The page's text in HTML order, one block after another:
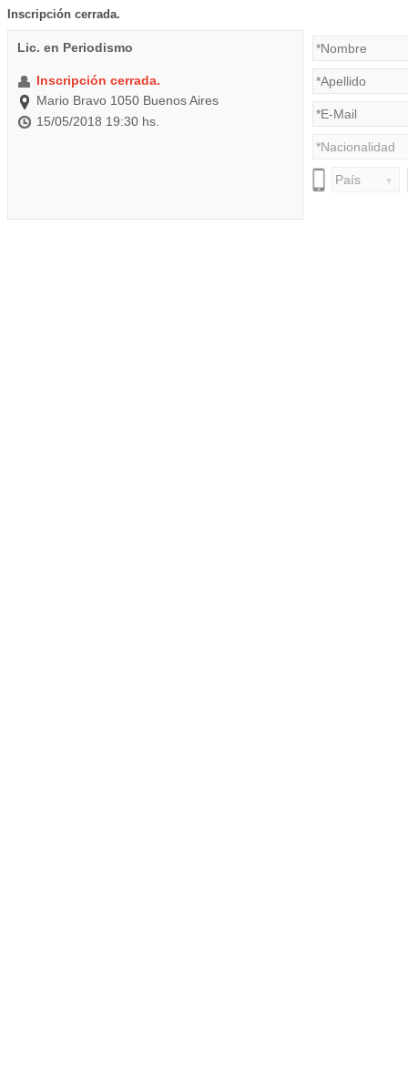
Inscripción cerrada.
Lic. en Periodismo
Inscripción cerrada.
Mario Bravo 1050 Buenos Aires
15/05/2018 19:30 hs.